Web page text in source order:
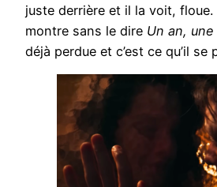
juste derrière et il la voit, floue.
montre sans le dire Un an,
déjà perdue et c’est ce qu’il se